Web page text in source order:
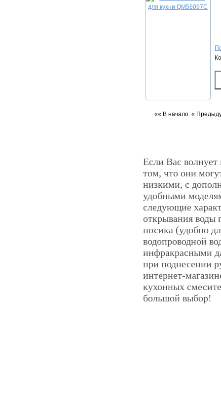
«« В начало «
Если Вас волнует
том, что они
низкими, с
удобными
следующие
открывания воды
носика (удобно
водопроводной
инфракрасными
при поднесении
интернет-
кухонных
большой выбор!